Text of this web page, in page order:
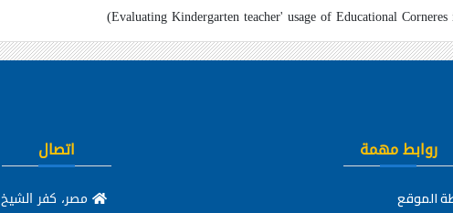
(Evaluating Kindergarten teacher' usage of Educational
روابط مهمة
الموقع
اتصال
مصر، كفر الشيخ